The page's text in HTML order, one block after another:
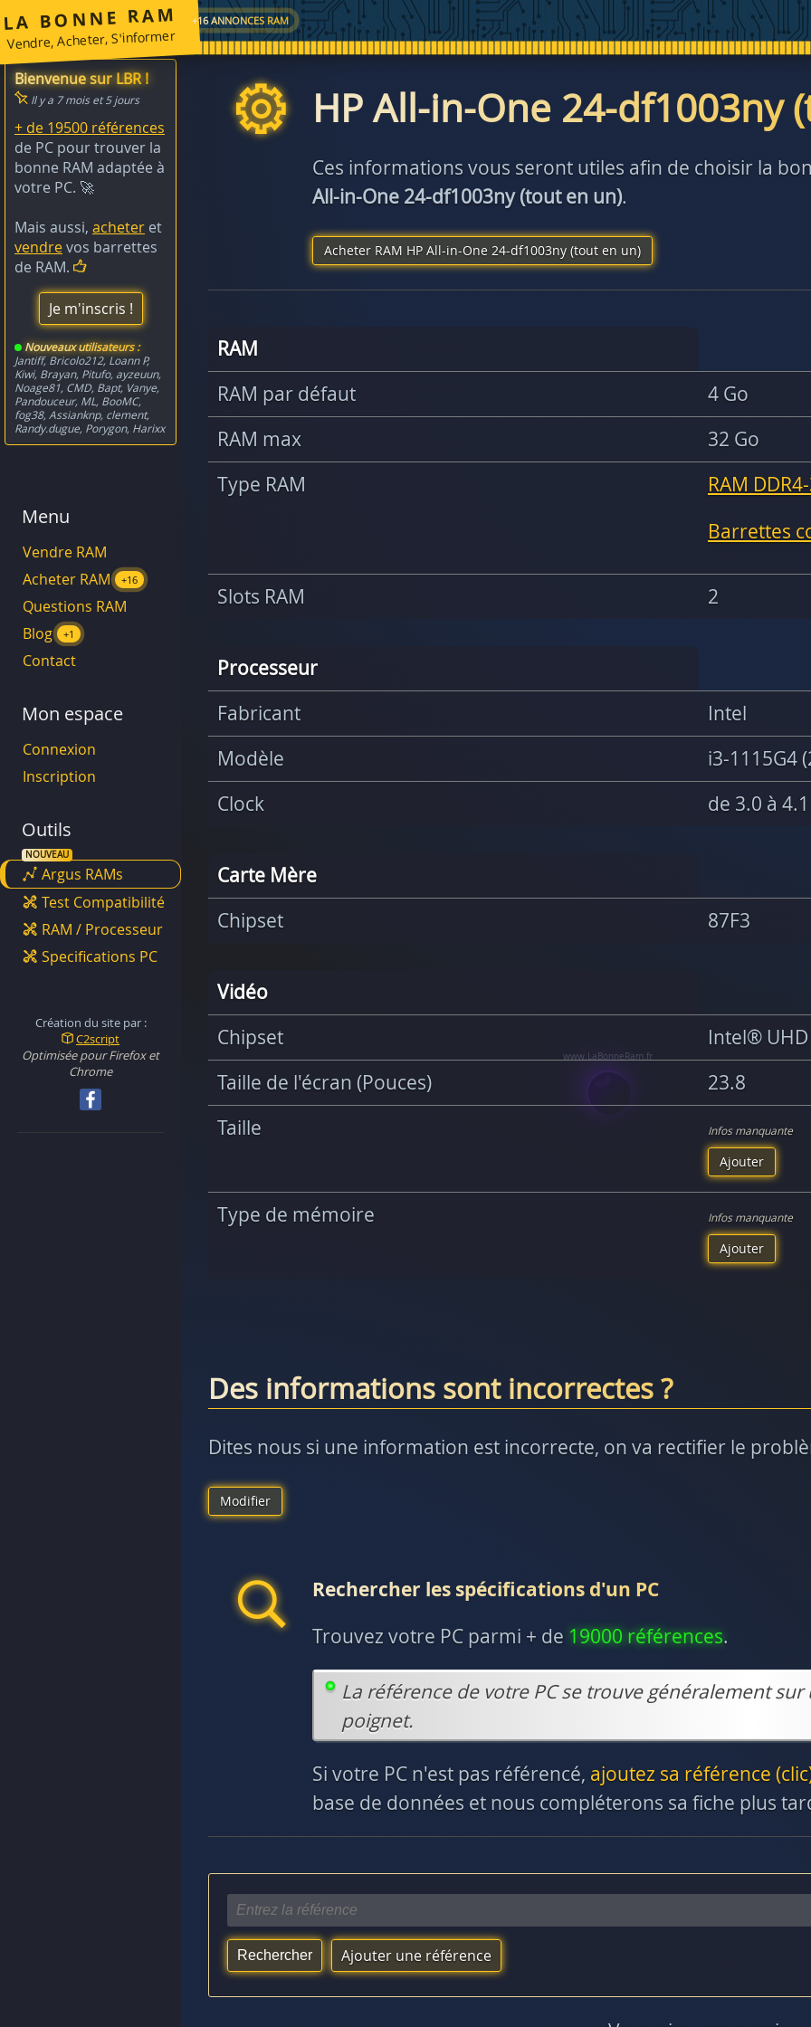
LA BONNE RAM
Vendre, Acheter, S'informer
+16 ANNONCES RAM
HP All-in-One 24-df1003ny
Ces informations vous seront utiles afin de choisir la
All-in-One 24-df1003ny (tout en un).
Acheter RAM HP All-in-One 24-df1003ny (tout en un)
RAM
RAM par défaut
4 Go
RAM max
32 Go
Type RAM
RAM
Barrettes
Slots RAM 2
Processeur
Fabricant
Intel
Modèle
i3-1115G4
Clock
de 3.0 à
Carte Mère
Chipset
87F3
Vidéo
Chipset
Intel®
Taille de l'écran (Pouces)
23.8
Taille
Infos manquante
Ajouter
Type de mémoire Infos manquante
Ajouter
Des informations sont incorrectes ?
Dites nous si une information est incorrecte, on va rectifier le
Modifier
Rechercher les spécifications d'un PC
Trouvez votre PC parmi + de 19000 références.
La référence de votre PC se trouve généralement
poignet.
Si votre PC n'est pas référencé, ajoutez sa référence
base de données et nous compléterons sa fiche plus
Ajouter une référence
Bienvenue sur LBR !
Il y a 7 mois et 5 jours
+ de 19500 références
de PC pour trouver la
bonne RAM adaptée à
votre PC. 🚀
Mais aussi, acheter et
vendrevos barrettes
de RAM.
Je m'inscris !
Nouveaux utilisateurs :
Jantiff, Bricolo212, Loann P,
Kiwi, Brayan, Pitufo, ayzeuun,
Noage81, CMD, Bapt, Vanye,
Pandouceur, ML, BooMC,
fog38, Assianknp, clement,
Randy.dugue, Porygon, Harixx
Menu
Vendre RAM
Acheter RAM
+16
Questions RAM
Blog
+1
Contact
Mon espace
Connexion
Inscription
Outils
Argus RAMs
Test Compatibilité
RAM / Processeur
Specifications PC
Création du site par :
C2script
Optimisée pour Firefox et
Chrome